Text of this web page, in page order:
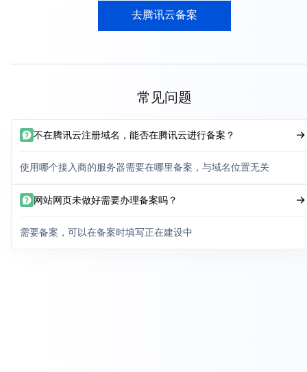
去腾讯云备案
常见问题
不在腾讯云注册域名，能否在腾讯云进行备案？
使用哪个接入商的服务器需要在哪里备案，与域名位置无关
网站网页未做好需要办理备案吗？
需要备案，可以在备案时填写正在建设中